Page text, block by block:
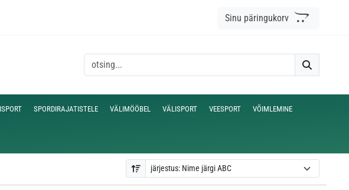
Sinu päringukorv
SPORDIRAJATISTELE VÄLIMÖÖBEL VÄLISPORT VEESPORT VÕIMLEMINE